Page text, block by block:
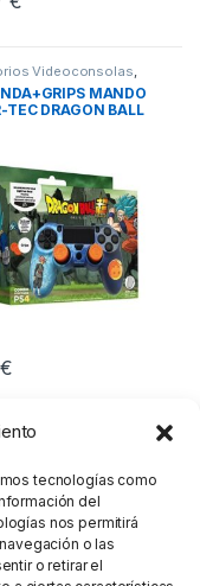
tecnologías como
del
nos permitirá
o las
o retirar el
Videoconsolas,
libre, MANDO
TEC DRAGON BALL
€